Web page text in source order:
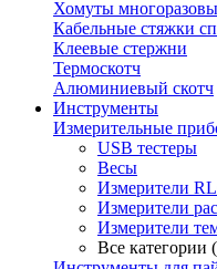
Хомуты
Кабельные стяжки
Клеевые стержни
Термоскотч
Алюминиевый скотч
Инструменты
Измерительные
USB тестеры
Весы
Измерители
Измерители
Измерители
Все категории